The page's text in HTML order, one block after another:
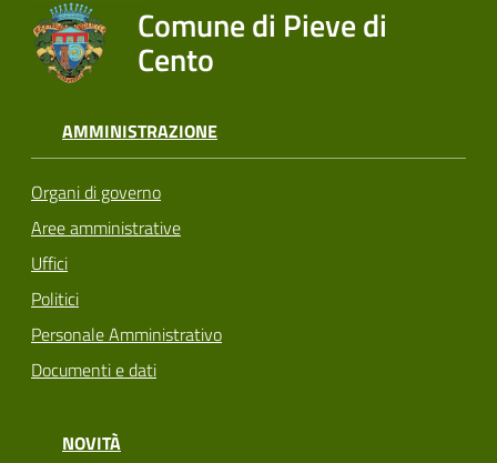
Comune di Pieve di
Cento
AMMINISTRAZIONE
Organi di governo
Aree amministrative
Uffici
Politici
Personale Amministrativo
Documenti e dati
NOVITÀ